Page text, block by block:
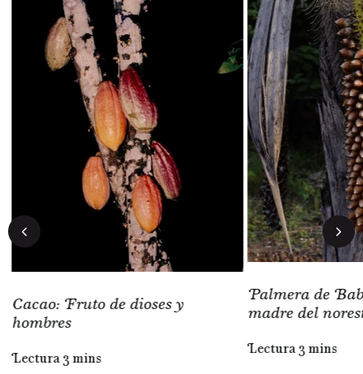
Cacao: Fruto de dioses y
hombres
Lectura 3 mins
Palmera de
madre del
Lectura 3 mins